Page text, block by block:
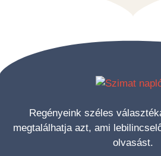
Regényeink széles
megtalálhatja azt, ami
olvasást.